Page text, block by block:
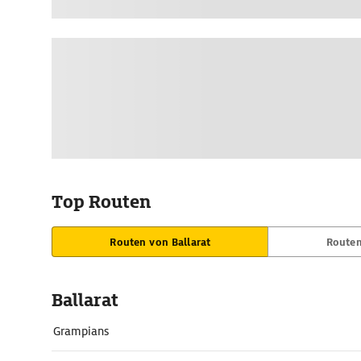
Top Routen
Routen von Ballarat
Ballarat
Grampians